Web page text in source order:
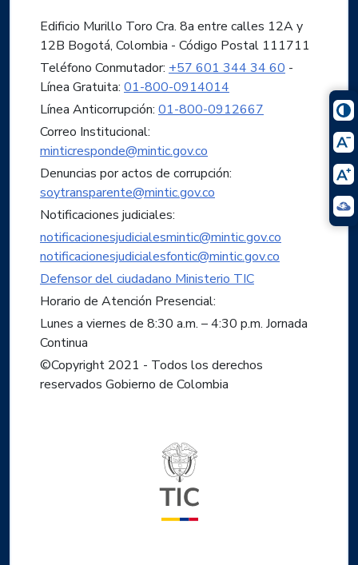
Edificio Murillo Toro Cra. 8a entre calles 12A y
12B Bogotá, Colombia - Código Postal 111711
Teléfono Conmutador: +57 601 344 34 60 -
Línea Gratuita: 01-800-0914014
Línea Anticorrupción: 01-800-0912667
Correo Institucional:
minticresponde@mintic.gov.co
Denuncias por actos de corrupción:
soytransparente@mintic.gov.co
Notificaciones judiciales:
notificacionesjudicialesmintic@mintic.gov.co
notificacionesjudicialesfontic@mintic.gov.co
Defensor del ciudadano Ministerio TIC
Horario de Atención Presencial:
Lunes a viernes de 8:30 a.m. – 4:30 p.m. Jornada
Continua
©Copyright 2021 - Todos los derechos
reservados Gobierno de Colombia